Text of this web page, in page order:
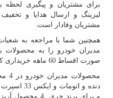
برای مشتریان و پیگیری لحظه
لیزینگ و ارسال هدایا و
مشتریان وفادار است.
مدیران خودرو را به محصولات
صورت اقساط 60 ماهه خریداری کنید.
دنده و اتومات و ایکس 33 اسپرت و ایکس 55 برای برند